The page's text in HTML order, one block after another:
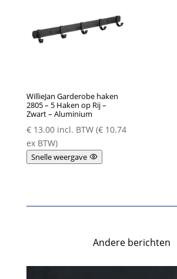
WillieJan Garderobe haken
2805 – 5 Haken op Rij –
Zwart – Aluminium
€13.00 incl. BTW (€10.74
ex BTW)
Snelle weergave
Andere berichten